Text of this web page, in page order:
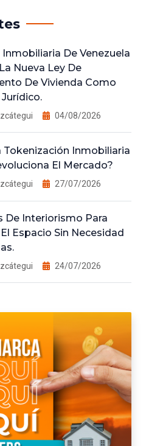
Inmobiliaria De Venezuela
Nueva Ley De
De Vivienda Como
04/08/2026
Tokenización Inmobiliaria
El Mercado?
27/07/2026
De Interiorismo Para
Espacio Sin Necesidad
24/07/2026